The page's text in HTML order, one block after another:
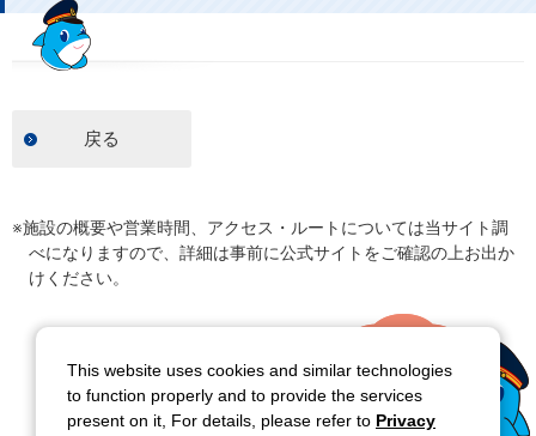
戻る
※施設の概要や営業時間、アクセス・ルートについては当サイト調
べになりますので、詳細は事前に公式サイトをご確認の上お出か
けください。
This website uses cookies and similar technologies
to function properly and to provide the services
present on it, For details, please refer to Privacy